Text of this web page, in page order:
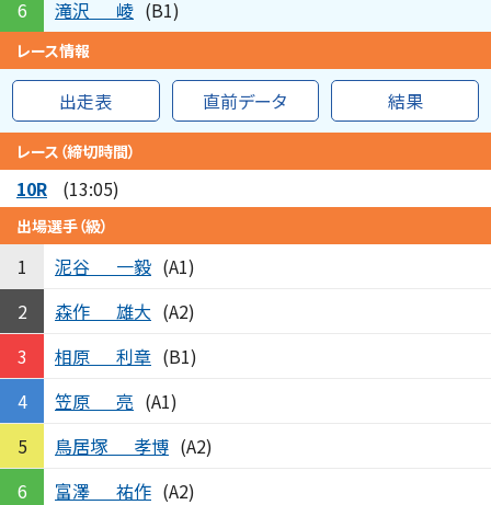
6
滝沢 崚 (B1)
レース情報
出走表 直前データ 結果
レース（締切時間）
10R (13:05)
出場選手（級）
1 泥谷 一毅 (A1)
2
森作 雄大 (A2)
3
相原 利章 (B1)
4
笠原 亮 (A1)
5
鳥居塚 孝博 (A2)
6
富澤 祐作 (A2)